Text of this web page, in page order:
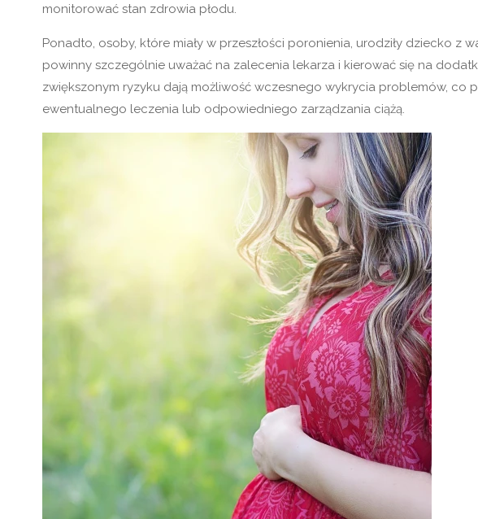
monitorować stan zdrowia płodu.
Ponadto, osoby, które miały w przeszłości poronienia, urodziły dziecko z
powinny szczególnie uważać na zalecenia lekarza i kierować się na
zwiększonym ryzyku dają możliwość wczesnego wykrycia problemów, co
ewentualnego leczenia lub odpowiedniego zarządzania ciążą.